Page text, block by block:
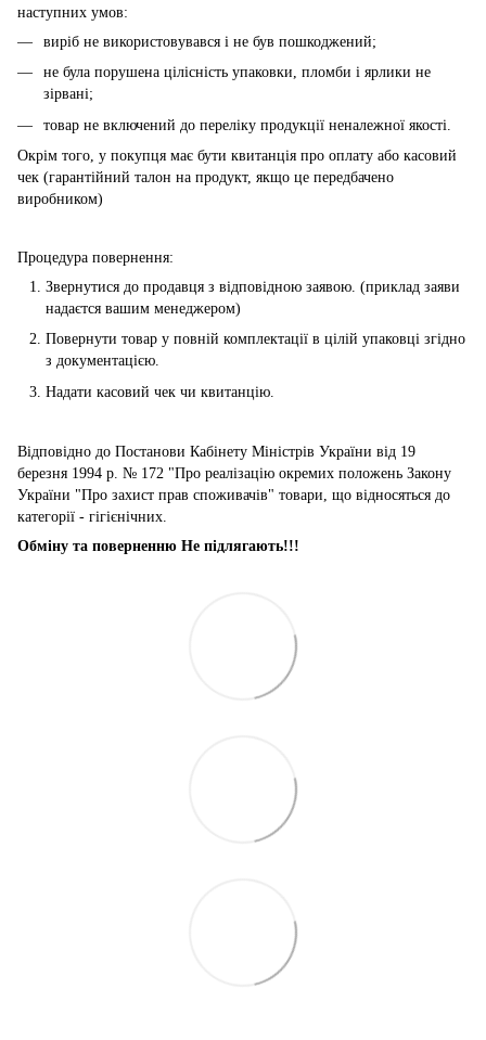
наступних умов:
виріб не використовувався і не був пошкоджений;
не була порушена цілісність упаковки, пломби і ярлики не
зірвані;
товар не включений до переліку продукції неналежної якості.
Окрім того, у покупця має бути квитанція про оплату або касовий
чек (гарантійний талон на продукт, якщо це передбачено
виробником)
Процедура повернення:
Звернутися до продавця з відповідною заявою. (приклад заяви
надаєтся вашим менеджером)
Повернути товар у повній комплектації в цілій упаковці згідно
з документацією.
Надати касовий чек чи квитанцію.
Відповідно до Постанови Кабінету Міністрів України від 19
березня 1994 р. № 172 "Про реалізацію окремих положень Закону
України "Про захист прав споживачів" товари, що відносяться до
категорії - гігієнічних.
Обміну та поверненню Не підлягають!!!